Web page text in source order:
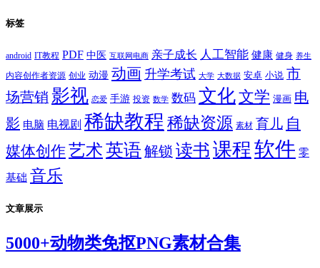
标签
android IT教程 PDF 中医 互联网电商 亲子成长 人工智能 健康 健身 养生
内容创作者资源 创业 动漫 动画 升学考试 大学 大数据 安卓 小说 市
场营销 影视 恋爱 手游 投资 数学 数码 文化文学 漫画 电
影 电脑 电视剧 稀缺教程 稀缺资源 素材 育儿 自
媒体创作艺术英语 解锁 读书课程 软件 零
基础 音乐
文章展示
5000+动物类免抠PNG素材合集